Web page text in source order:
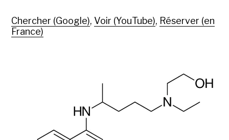
Chercher (Google), Voir (YouTube), Réserver (en
France)